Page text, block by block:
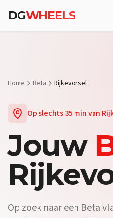
DGWHEELS
Home Beta Rijkevorsel
Op slechts35 minvan
Jouw
Op zoek naar een Beta